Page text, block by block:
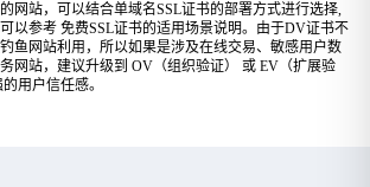
网站，可以结合单域名SSL证书的部署方式进行选择,
以参考 免费SSL证书的适用场景说明。 由于DV证书不
鱼网站利用，所以如果是涉及在线交易、敏感用户数
网站，建议升级到 OV（组织验证） 或 EV（扩展验
用户信任感。